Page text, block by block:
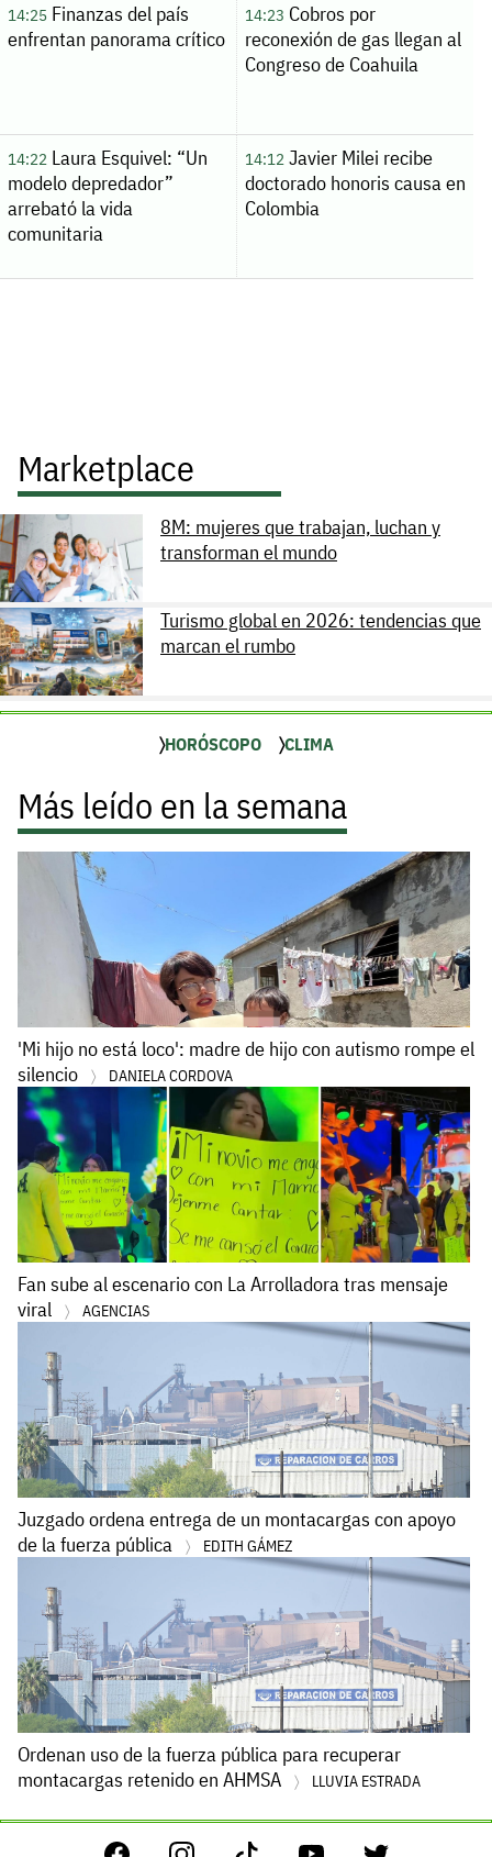
14:25Finanzas del país
enfrentan panorama crítico
14:23 Cobros por
reconexión de gas llegan al
Congreso de Coahuila
14:22Laura Esquivel: “Un
modelo depredador”
arrebató la vida
comunitaria
14:12Javier Milei recibe
doctorado honoris causa en
Colombia
Marketplace
8M: mujeres que trabajan, luchan y
transforman el mundo
Turismo global en 2026: tendencias que
marcan el rumbo
HORÓSCOPO CLIMA
Más leído en la semana
'Mi hijo no está loco': madre de hijo con autismo rompe el
silencio
DANIELA CORDOVA
Fan sube al escenario con La Arrolladora tras mensaje
viral
AGENCIAS
Juzgado ordena entrega de un montacargas con apoyo
de la fuerza pública
EDITH GÁMEZ
Ordenan uso de la fuerza pública para recuperar
montacargas retenido en AHMSA
LLUVIA ESTRADA